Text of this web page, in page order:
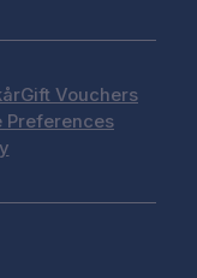
Gift Vouchers
Preferences